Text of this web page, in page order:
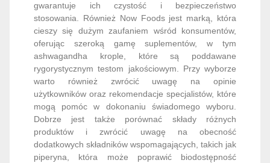
ashwagandha krople, które są poddawane
rygorystycznym testom jakościowym. Przy wyborze
warto również zwrócić uwagę na opinie
użytkowników oraz rekomendacje specjalistów, które
mogą pomóc w dokonaniu świadomego wyboru.
Dobrze jest także porównać składy różnych
produktów i zwrócić uwagę na obecność
dodatkowych składników wspomagających, takich jak
piperyna, która może poprawić biodostępność
ashwagandhy. Wybór sprawdzonej marki jest
kluczowy, aby zapewnić sobie maksymalne korzyści
zdrowotne wynikające z suplementacji ashwagandha
krople.